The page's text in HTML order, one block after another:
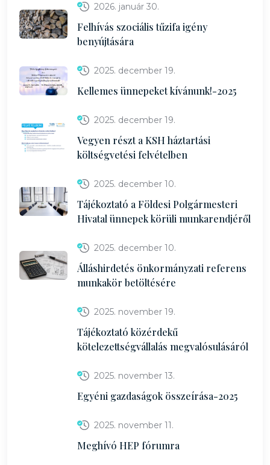
2026. január 30.
Felhívás szociális tűzifa igény
benyújtására
2025. december 19.
Kellemes ünnepeket kívánunk!-2025
2025. december 19.
Vegyen részt a KSH háztartási
költségvetési felvételben
2025. december 10.
Tájékoztató a Földesi Polgármesteri
Hivatal ünnepek körüli munkarendjéről
2025. december 10.
Álláshirdetés önkormányzati referens
munkakör betöltésére
2025. november 19.
Tájékoztató közérdekű
kötelezettségvállalás megvalósulásáról
2025. november 13.
Egyéni gazdaságok összeírása-2025
2025. november 11.
Meghívó HEP fórumra